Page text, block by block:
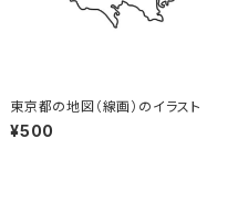
東京都の地図（線画）のイラスト
¥500